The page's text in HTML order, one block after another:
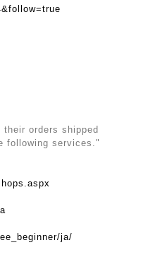
orders shipped
following services."
ja/